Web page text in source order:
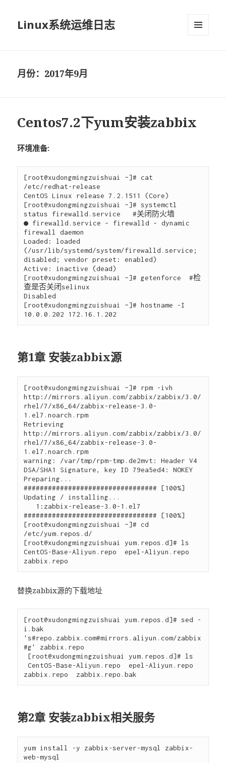
Linux系统运维日志
月份：2017年9月
Centos7.2下yum安装zabbix
环境准备:
[root@xudongmingzuishuai ~]# cat
/etc/redhat-release
CentOS Linux release 7.2.1511 (Core)
[root@xudongmingzuishuai ~]# systemctl
status firewalld.service   #关闭防火墙
● firewalld.service – firewalld – dynamic
firewall daemon
Loaded: loaded
(/usr/lib/systemd/system/firewalld.service;
disabled; vendor preset: enabled)
Active: inactive (dead)
[root@xudongmingzuishuai ~]# getenforce  #检
查是否关闭selinux
Disabled
[root@xudongmingzuishuai ~]# hostname -I
第1章 安装zabbix源
[root@xudongmingzuishuai ~]# rpm -ivh
http://mirrors.aliyun.com/zabbix/zabbix/3.0/
rhel/7/x86_64/zabbix-release-3.0-
1.el7.noarch.rpm
Retrieving
http://mirrors.aliyun.com/zabbix/zabbix/3.0/
rhel/7/x86_64/zabbix-release-3.0-
1.el7.noarch.rpm
warning: /var/tmp/rpm-tmp.de2mvt: Header V4
DSA/SHA1 Signature, key ID 79ea5ed4: NOKEY
Preparing...
################################# [100%]
Updating / installing...
################################# [100%]
[root@xudongmingzuishuai ~]# cd
/etc/yum.repos.d/
[root@xudongmingzuishuai yum.repos.d]# ls
CentOS-Base-Aliyun.repo  epel-Aliyun.repo
替换zabbix源的下载地址
[root@xudongmingzuishuai yum.repos.d]# sed -
i.bak
's#repo.zabbix.com#mirrors.aliyun.com/zabbix
#g' zabbix.repo
CentOS-Base-Aliyun.repo  epel-Aliyun.repo
第2章 安装zabbix相关服务
yum install -y zabbix-server-mysql zabbix-